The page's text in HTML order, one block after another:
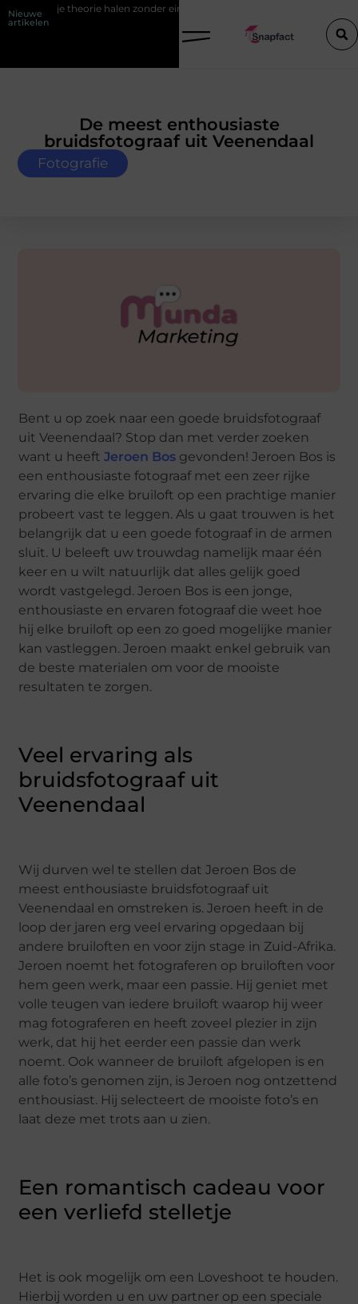
Nieuwe
artikelen
je theorie halen zonder eindeloos blokken
De meest enthousiaste
bruidsfotograaf uit Veenendaal
Fotografie
Bent u op zoek naar een goede bruidsfotograaf
uit Veenendaal? Stop dan met verder zoeken
want u heeftJeroen Bos gevonden! Jeroen Bos is
een enthousiaste fotograaf met een zeer rijke
ervaring die elke bruiloft op een prachtige manier
probeert vast te leggen. Als u gaat trouwen is het
belangrijk dat u een goede fotograaf in de armen
sluit. U beleeft uw trouwdag namelijk maar één
keer en u wilt natuurlijk dat alles gelijk goed
wordt vastgelegd. Jeroen Bos is een jonge,
enthousiaste en ervaren fotograaf die weet hoe
hij elke bruiloft op een zo goed mogelijke manier
kan vastleggen. Jeroen maakt enkel gebruik van
de beste materialen om voor de mooiste
resultaten te zorgen.
Veel ervaring als
bruidsfotograaf uit
Veenendaal
Wij durven wel te stellen dat Jeroen Bos de
meest enthousiaste bruidsfotograaf uit
Veenendaal en omstreken is. Jeroen heeft in de
loop der jaren erg veel ervaring opgedaan bij
andere bruiloften en voor zijn stage in Zuid-Afrika.
Jeroen noemt het fotograferen op bruiloften voor
hem geen werk, maar een passie. Hij geniet met
volle teugen van iedere bruiloft waarop hij weer
mag fotograferen en heeft zoveel plezier in zijn
werk, dat hij het eerder een passie dan werk
noemt. Ook wanneer de bruiloft afgelopen is en
alle foto’s genomen zijn, is Jeroen nog ontzettend
enthousiast. Hij selecteert de mooiste foto’s en
laat deze met trots aan u zien.
Een romantisch cadeau voor
een verliefd stelletje
Het is ook mogelijk om een Loveshoot te houden.
Hierbij worden u en uw partner op een speciale